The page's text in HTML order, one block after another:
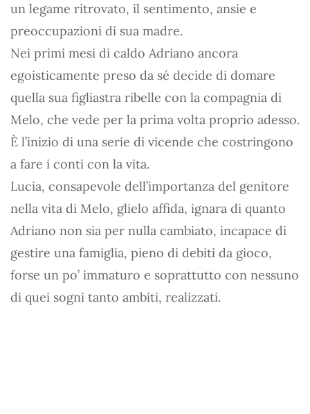
un legame ritrovato, il sentimento, ansie e
preoccupazioni di sua madre.
Nei primi mesi di caldo Adriano ancora
egoisticamente preso da sé decide di domare
quella sua figliastra ribelle con la compagnia di
Melo, che vede per la prima volta proprio adesso.
È l’inizio di una serie di vicende che costringono
a fare i conti con la vita.
Lucia, consapevole dell’importanza del genitore
nella vita di Melo, glielo affida, ignara di quanto
Adriano non sia per nulla cambiato, incapace di
gestire una famiglia, pieno di debiti da gioco,
forse un po’ immaturo e soprattutto con nessuno
di quei sogni tanto ambiti, realizzati.